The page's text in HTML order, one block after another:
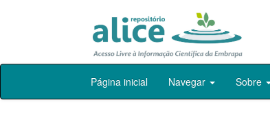
Skip
Página inicial Navegar Sobre